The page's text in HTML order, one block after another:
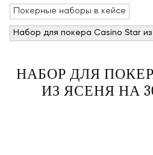
Покерные наборы в кейсе
Набор для покера Casino Star
НАБОР ДЛЯ ПОКЕРА
ИЗ ЯСЕНЯ НА